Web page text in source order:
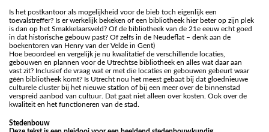
Is het postkantoor als mogelijkheid voor de bieb toch eigenlijk een
toevalstreffer? Is er werkelijk bekeken of een bibliotheek hier beter op zijn plek
is dan op het Smakkelaarsveld? Of de bibliotheek van de 21e eeuw echt goed
in dat historische gebouw past? Of zelfs in de Neudeflat – denk aan de
boekentoren van Henry van der Velde in Gent)
Hoe beoordeel en vergelijk je nu kwalitatief de verschillende locaties,
gebouwen en plannen voor de Utrechtse bibliotheek en alles wat daar aan
vast zit? Inclusief de vraag wat er met die locaties en gebouwen gebeurt waar
géén bibliotheek komt? Is Utrecht nou het meest gebaat bij dat gloednieuwe
culturele cluster bij het nieuwe station of bij een meer over de binnenstad
verspreid aanbod van cultuur. Dat gaat niet alleen over kosten. Ook over de
kwaliteit en het functioneren van de stad.
Stedenbouw